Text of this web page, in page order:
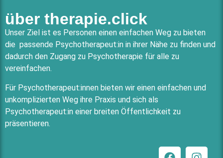
über therapie.click
Unser Ziel ist es Personen einen einfachen Weg zu bieten
die passende Psychotherapeut:in in ihrer Nähe zu finden und
dadurch den Zugang zu Psychotherapie für alle zu
vereinfachen.
Für Psychotherapeut:innen bieten wir einen einfachen und
unkomplizierten Weg ihre Praxis und sich als
Psychotherapeut:in einer breiten Öffentlichkeit zu
präsentieren.